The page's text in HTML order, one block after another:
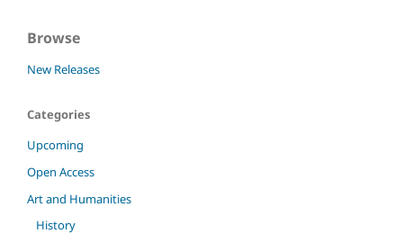
Browse
New Releases
Categories
Upcoming
Open Access
Art and Humanities
History